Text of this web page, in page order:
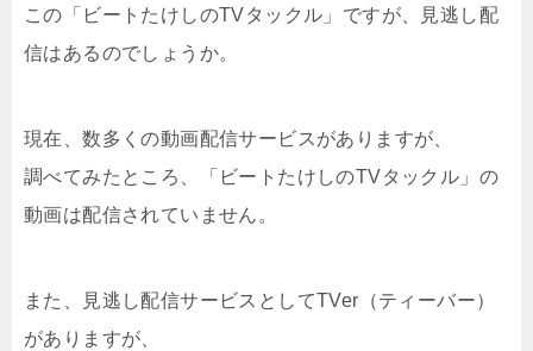
この「 ビートたけしのTVタックル」ですが、見逃し配
信はあるのでしょうか。
現在、数多くの動画配信サービスがありますが、
調べてみたところ、「 ビートたけしのTVタックル」の
動画は配信されていません。
また、見逃し配信サービスとしてTVer（ティーバー）
がありますが、